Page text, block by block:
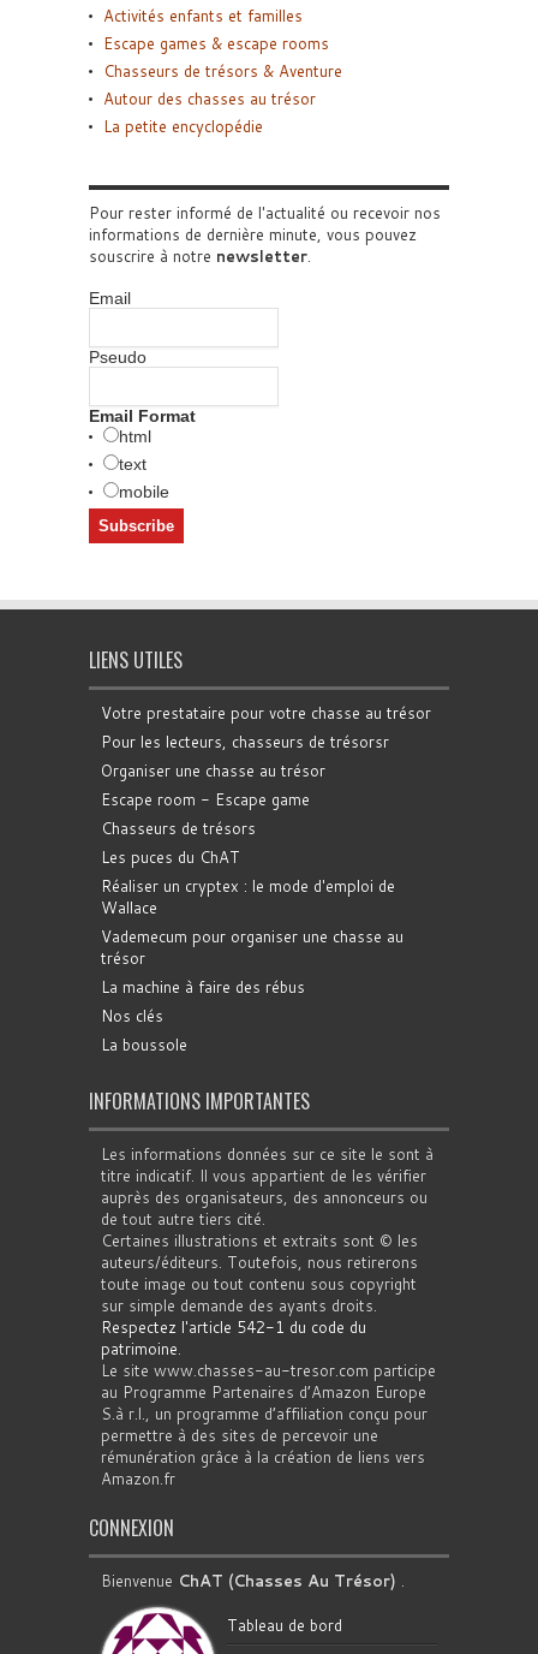
Activités enfants et familles
Escape games & escape rooms
Chasseurs de trésors & Aventure
Autour des chasses au trésor
La petite encyclopédie
Pour rester informé de l'actualité ou recevoir nos
informations de dernière minute, vous pouvez
souscrire à notre newsletter.
Email
Pseudo
Email Format
html
text
mobile
LIENS UTILES
Votre prestataire pour votre chasse au trésor
Pour les lecteurs, chasseurs de trésorsr
Organiser une chasse au trésor
Escape room - Escape game
Chasseurs de trésors
Les puces du ChAT
Réaliser un cryptex : le mode d'emploi de
Wallace
Vademecum pour organiser une chasse au
trésor
La machine à faire des rébus
Nos clés
La boussole
INFORMATIONS IMPORTANTES
Les informations données sur ce site le sont à
titre indicatif. Il vous appartient de les vérifier
auprès des organisateurs, des annonceurs ou
de tout autre tiers cité.
Certaines illustrations et extraits sont © les
auteurs/éditeurs. Toutefois, nous retirerons
toute image ou tout contenu sous copyright
sur simple demande des ayants droits.
Respectez l'article 542-1 du code du
patrimoine.
Le site www.chasses-au-tresor.com participe
au Programme Partenaires d’Amazon Europe
S.à r.l., un programme d’affiliation conçu pour
permettre à des sites de percevoir une
rémunération grâce à la création de liens vers
Amazon.fr
CONNEXION
Bienvenue ChAT (Chasses Au Trésor) .
Tableau de bord